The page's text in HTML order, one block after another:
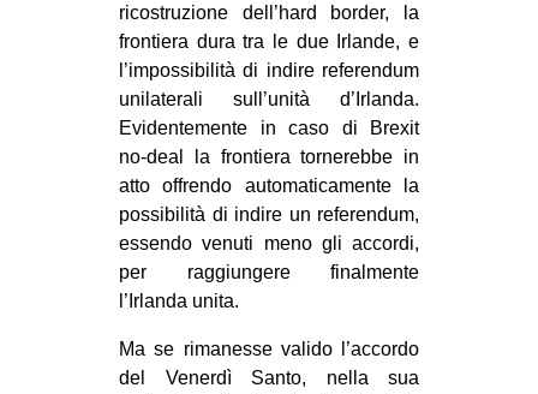
ricostruzione dell’hard border, la
frontiera dura tra le due Irlande, e
l’impossibilità di indire referendum
unilaterali sull’unità d’Irlanda.
Evidentemente in caso di Brexit
no-deal la frontiera tornerebbe in
atto offrendo automaticamente la
possibilità di indire un referendum,
essendo venuti meno gli accordi,
per raggiungere finalmente
l’Irlanda unita.
Ma se rimanesse valido l’accordo
del Venerdì Santo, nella sua